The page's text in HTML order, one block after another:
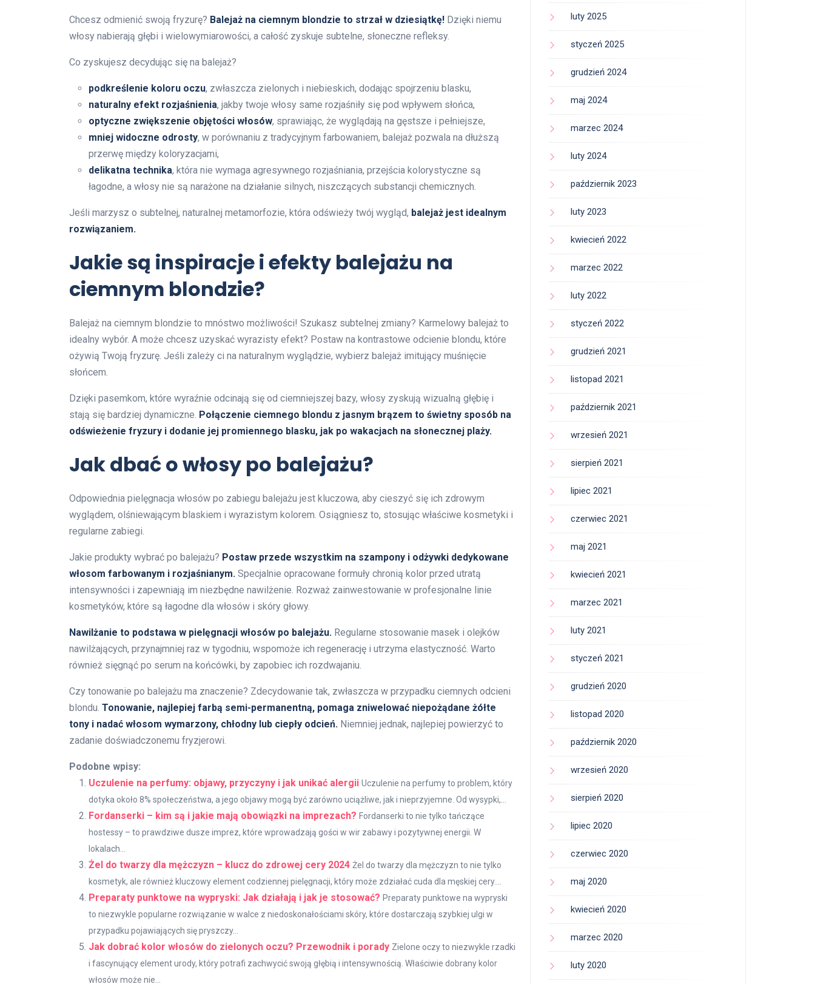
Chcesz odmienić swoją fryzurę? Balejaż na ciemnym blondzie to strzał w dziesiątkę! Dzięki niemu
włosy nabierają głębi i wielowymiarowości, a całość zyskuje subtelne, słoneczne refleksy.
Co zyskujesz decydując się na balejaż?
podkreślenie koloru oczu, zwłaszcza zielonych i niebieskich, dodając spojrzeniu blasku,
naturalny efekt rozjaśnienia, jakby twoje włosy same rozjaśniły się pod wpływem słońca,
optyczne zwiększenie objętości włosów, sprawiając, że wyglądają na gęstsze i pełniejsze,
mniej widoczne odrosty, w porównaniu z tradycyjnym farbowaniem, balejaż pozwala na dłuższą
przerwę między koloryzacjami,
delikatna technika, która nie wymaga agresywnego rozjaśniania, przejścia kolorystyczne są
łagodne, a włosy nie są narażone na działanie silnych, niszczących substancji chemicznych.
Jeśli marzysz o subtelnej, naturalnej metamorfozie, która odświeży twój wygląd, balejaż jest idealnym
rozwiązaniem.
Jakie są inspiracje i efekty balejażu na
ciemnym blondzie?
Balejaż na ciemnym blondzie to mnóstwo możliwości! Szukasz subtelnej zmiany? Karmelowy balejaż to
idealny wybór. A może chcesz uzyskać wyrazisty efekt? Postaw na kontrastowe odcienie blondu, które
ożywią Twoją fryzurę. Jeśli zależy ci na naturalnym wyglądzie, wybierz balejaż imitujący muśnięcie
słońcem.
Dzięki pasemkom, które wyraźnie odcinają się od ciemniejszej bazy, włosy zyskują wizualną głębię i
stają się bardziej dynamiczne. Połączenie ciemnego blondu z jasnym brązem to świetny sposób na
odświeżenie fryzury i dodanie jej promiennego blasku, jak po wakacjach na słonecznej plaży.
Jak dbać o włosy po balejażu?
Odpowiednia pielęgnacja włosów po zabiegu balejażu jest kluczowa, aby cieszyć się ich zdrowym
wyglądem, olśniewającym blaskiem i wyrazistym kolorem. Osiągniesz to, stosując właściwe kosmetyki i
regularne zabiegi.
Jakie produkty wybrać po balejażu? Postaw przede wszystkim na szampony i odżywki dedykowane
włosom farbowanym i rozjaśnianym. Specjalnie opracowane formuły chronią kolor przed utratą
intensywności i zapewniają im niezbędne nawilżenie. Rozważ zainwestowanie w profesjonalne linie
kosmetyków, które są łagodne dla włosów i skóry głowy.
Nawilżanie to podstawa w pielęgnacji włosów po balejażu. Regularne stosowanie masek i olejków
nawilżających, przynajmniej raz w tygodniu, wspomoże ich regenerację i utrzyma elastyczność. Warto
również sięgnąć po serum na końcówki, by zapobiec ich rozdwajaniu.
Czy tonowanie po balejażu ma znaczenie? Zdecydowanie tak, zwłaszcza w przypadku ciemnych odcieni
blondu. Tonowanie, najlepiej farbą semi-permanentną, pomaga zniwelować niepożądane żółte
tony i nadać włosom wymarzony, chłodny lub ciepły odcień. Niemniej jednak, najlepiej powierzyć to
zadanie doświadczonemu fryzjerowi.
Podobne wpisy:
Uczulenie na perfumy: objawy, przyczyny i jak unikać alergii Uczulenie na perfumy to problem, który
dotyka około 8% społeczeństwa, a jego objawy mogą być zarówno uciążliwe, jak i nieprzyjemne. Od wysypki,...
Fordanserki – kim są i jakie mają obowiązki na imprezach? Fordanserki to nie tylko tańczące
hostessy – to prawdziwe dusze imprez, które wprowadzają gości w wir zabawy i pozytywnej energii. W
lokalach...
Żel do twarzy dla mężczyzn – klucz do zdrowej cery 2024 Żel do twarzy dla mężczyzn to nie tylko
kosmetyk, ale również kluczowy element codziennej pielęgnacji, który może zdziałać cuda dla męskiej cery....
Preparaty punktowe na wypryski: Jak działają i jak je stosować? Preparaty punktowe na wypryski
to niezwykle popularne rozwiązanie w walce z niedoskonałościami skóry, które dostarczają szybkiej ulgi w
przypadku pojawiających się pryszczy...
Jak dobrać kolor włosów do zielonych oczu? Przewodnik i porady Zielone oczy to niezwykle rzadki
i fascynujący element urody, który potrafi zachwycić swoją głębią i intensywnością. Właściwie dobrany kolor
włosów może nie...
luty 2025
styczeń 2025
grudzień 2024
maj 2024
marzec 2024
luty 2024
październik 2023
luty 2023
kwiecień 2022
marzec 2022
luty 2022
styczeń 2022
grudzień 2021
listopad 2021
październik 2021
wrzesień 2021
sierpień 2021
lipiec 2021
czerwiec 2021
maj 2021
kwiecień 2021
marzec 2021
luty 2021
styczeń 2021
grudzień 2020
listopad 2020
październik 2020
wrzesień 2020
sierpień 2020
lipiec 2020
czerwiec 2020
maj 2020
kwiecień 2020
marzec 2020
luty 2020